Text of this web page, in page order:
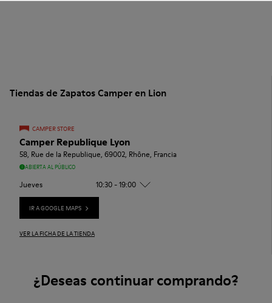
Tiendas de Zapatos Camper en Lion
CAMPER STORE
Camper Republique Lyon
58, Rue de la Republique, 69002, Rhône, Francia
ABIERTA AL PÚBLICO
Jueves 10:30 - 19:00
IR A GOOGLE MAPS
VER LA FICHA DE LA TIENDA
¿Deseas continuar comprando?